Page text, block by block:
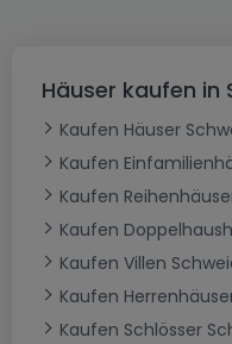
Häuser kaufen in
Kaufen Häuser
Kaufen
Kaufen
Kaufen
Kaufen Villen
Kaufen
Kaufen Schlösser